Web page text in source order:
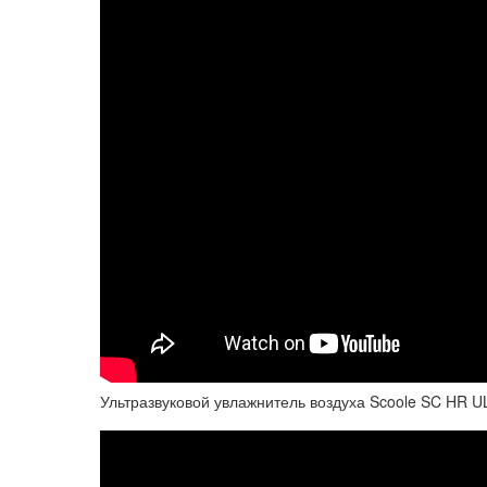
Ультразвуковой увлажнитель воздуха Scoole SC HR